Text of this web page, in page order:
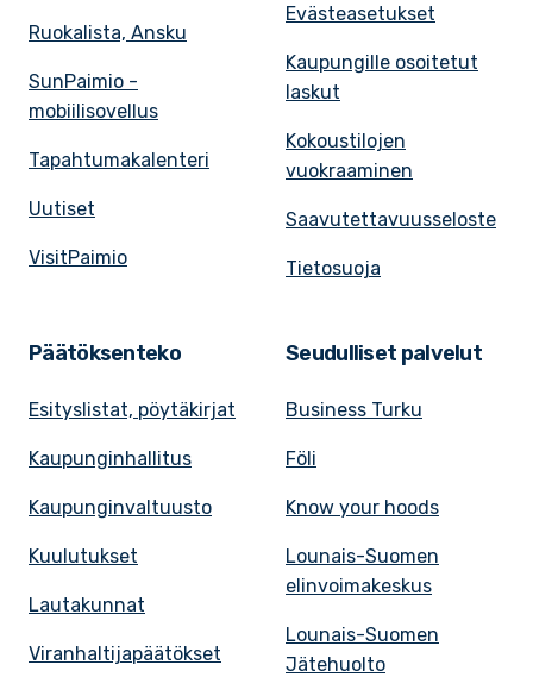
Ruokalista, Ansku
SunPaimio -
mobiilisovellus
Tapahtumakalenteri
Uutiset
VisitPaimio
Evästeasetukset
Kaupungille osoitetut
laskut
Kokoustilojen
vuokraaminen
Saavutettavuusseloste
Tietosuoja
Päätöksenteko
Esityslistat, pöytäkirjat
Kaupunginhallitus
Kaupunginvaltuusto
Kuulutukset
Lautakunnat
Viranhaltijapäätökset
Seudulliset palvelut
Business Turku
Föli
Know your hoods
Lounais-Suomen
elinvoimakeskus
Lounais-Suomen
Jätehuolto